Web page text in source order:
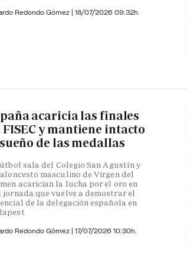
Redondo Gómez | 18/07/2026 09:32h.
acaricia las finales
FISEC y mantiene intacto
de las medallas
sala del Colegio San Agustín y
masculino de Virgen del
acarician la lucha por el oro en
jornada que vuelve a demostrar el
de la delegación española en
Redondo Gómez | 17/07/2026 10:30h.